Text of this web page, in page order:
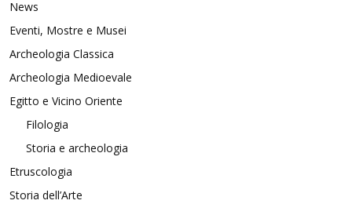
News
Eventi, Mostre e Musei
Archeologia Classica
Archeologia Medioevale
Egitto e Vicino Oriente
Filologia
Storia e archeologia
Etruscologia
Storia dell’Arte